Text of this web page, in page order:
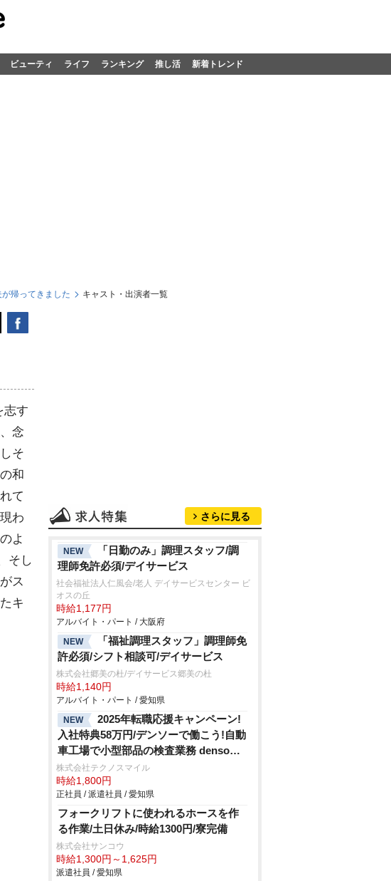
ビューティ ライフ ランキング 推し活 新着トレンド
帰ってきました キャスト・出演者一覧
志す
念
そ
和
て
わ
よ
そし
ス
キ
さらに見る
NEW
「日勤のみ」調理スタッフ/調
理師免許必須/デイサービス
社会福祉法人仁風会/老人 デイサービスセンター ビ
オスの丘
時給1,177円
アルバイト・パート / 大阪府
NEW
「福祉調理スタッフ」調理師免
許必須/シフト相談可/デイサービス
株式会社郷美の杜/デイサービス郷美の杜
時給1,140円
アルバイト・パート / 愛知県
NEW
2025年転職応援キャンペーン!
入社特典58万円/デンソーで働こう!自動
車工場で小型部品の検査業務 denso
aichi
株式会社テクノスマイル
時給1,800円
正社員 / 派遣社員 / 愛知県
フォークリフトに使われるホースを作
る作業/土日休み/時給1300円/寮完備
株式会社サンコウ
時給1,300円～1,625円
派遣社員 / 愛知県